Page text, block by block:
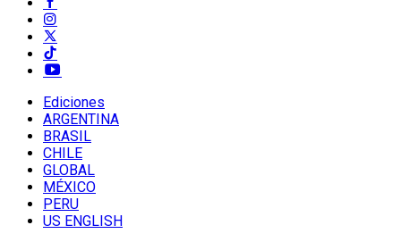
Ediciones
ARGENTINA
BRASIL
CHILE
GLOBAL
MÉXICO
PERU
US ENGLISH